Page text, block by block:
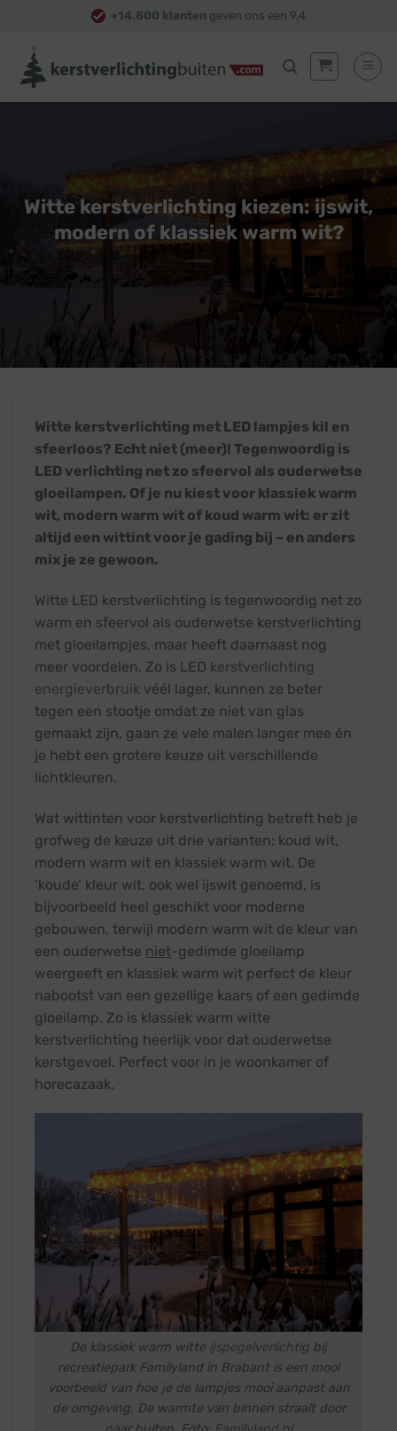
content
+14.800 klanten geven ons een 9,4
Witte kerstverlichting kiezen: ijswit,
modern of klassiek warm wit?
Witte kerstverlichting met LED lampjes kil en
sfeerloos? Echt niet (meer)! Tegenwoordig is
LED verlichting net zo sfeervol als ouderwetse
gloeilampen. Of je nu kiest voor klassiek warm
wit, modern warm wit of koud warm wit: er zit
altijd een wittint voor je gading bij – en anders
mix je ze gewoon.
Witte LED kerstverlichting is tegenwoordig net zo
warm en sfeervol als ouderwetse kerstverlichting
met gloeilampjes, maar heeft daarnaast nog
meer voordelen. Zo is LED kerstverlichting
energieverbruik véél lager, kunnen ze beter
tegen een stootje omdat ze niet van glas
gemaakt zijn, gaan ze vele malen langer mee én
je hebt een grotere keuze uit verschillende
lichtkleuren.
Wat wittinten voor kerstverlichting betreft heb je
grofweg de keuze uit drie varianten: koud wit,
modern warm wit en klassiek warm wit. De
‘koude’ kleur wit, ook wel ijswit genoemd, is
bijvoorbeeld heel geschikt voor moderne
gebouwen, terwijl modern warm wit de kleur van
een ouderwetse niet-gedimde gloeilamp
weergeeft en klassiek warm wit perfect de kleur
nabootst van een gezellige kaars of een gedimde
gloeilamp. Zo is klassiek warm witte
kerstverlichting heerlijk voor dat ouderwetse
kerstgevoel. Perfect voor in je woonkamer of
horecazaak.
De klassiek warm witte ijspegelverlichtig bij
recreatiepark Familyland in Brabant is een mooi
voorbeeld van hoe je de lampjes mooi aanpast aan
de omgeving. De warmte van binnen straalt door